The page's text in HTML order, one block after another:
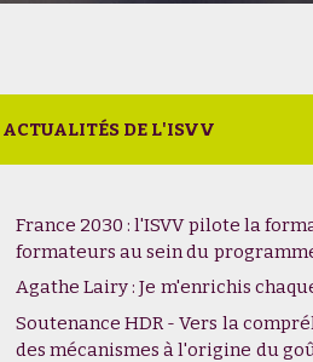
ACTUALITÉS DE L'ISVV
France 2030 : l'ISVV pilote la
formateurs au sein du
Agathe Lairy : Je m'enrichis
Soutenance HDR - Vers la
des mécanismes à l'origine du